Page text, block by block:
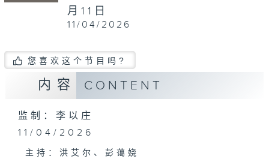
月11日
11/04/2026
您喜欢这个节目吗?
内容 CONTENT
监制：李以庄
11/04/2026
主持：洪艾尔、彭蔼娆